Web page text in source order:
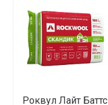
Роквул Лайт Баттс